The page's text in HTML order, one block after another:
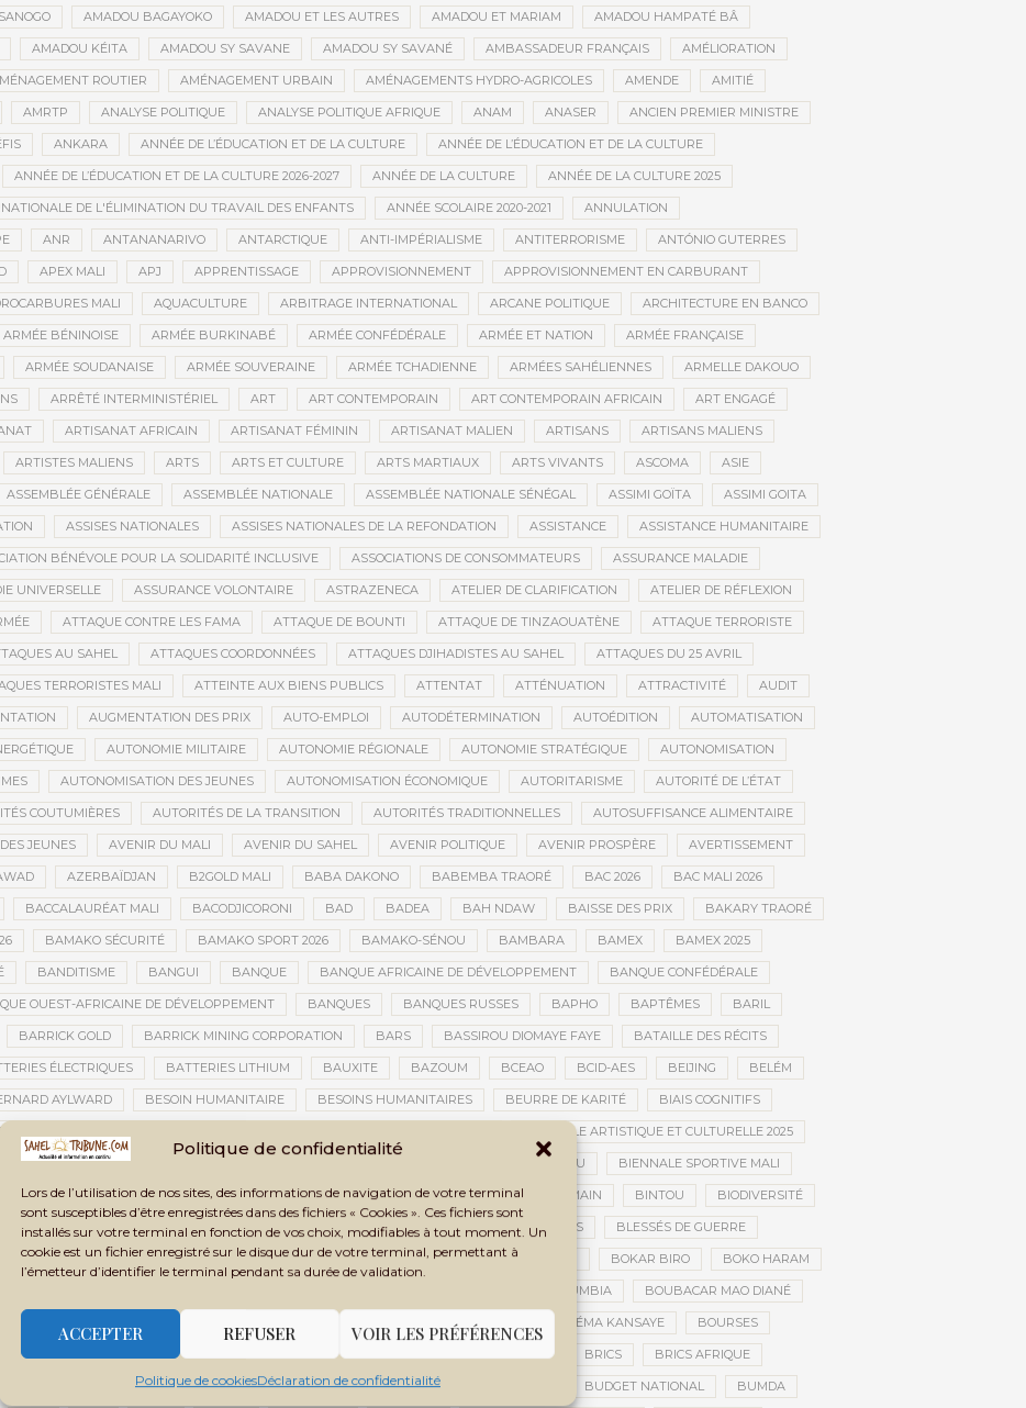
Politique de confidentialité
Lors de l’utilisation de nos sites, des informations de navigation de votre terminal
sont susceptibles d’être enregistrées dans des fichiers « Cookies ». Ces fichiers sont
installés sur votre terminal en fonction de vos choix, modifiables à tout moment. Un
cookie est un fichier enregistré sur le disque dur de votre terminal, permettant à
l’émetteur d’identifier le terminal pendant sa durée de validation.
ACCEPTER REFUSER VOIR LES PRÉFÉRENCES
Politique de cookiesDéclaration de confidentialité
AMADOU BAGAYOKO AMADOU ET LES AUTRES AMADOU ET MARIAM AMADOU HAMPATÉ BÂ
AMADOU KÉITA AMADOU SY SAVANE AMADOU SY SAVANÉ AMBASSADEUR FRANÇAIS AMÉLIORATION
ROUTIER AMÉNAGEMENT URBAIN AMÉNAGEMENTS HYDRO-AGRICOLES AMENDE AMITIÉ
AMRTP ANALYSE POLITIQUE ANALYSE POLITIQUE AFRIQUE ANAM ANASER ANCIEN PREMIER MINISTRE
ANKARA ANNÉE DE L’ÉDUCATION ET DE LA CULTURE ANNÉE DE L’ÉDUCATION ET DE LA CULTURE
ANNÉE DE L’ÉDUCATION ET DE LA CULTURE 2026-2027 ANNÉE DE LA CULTURE ANNÉE DE LA CULTURE 2025
DE L'ÉLIMINATION DU TRAVAIL DES ENFANTS ANNÉE SCOLAIRE 2020-2021 ANNULATION
ANR ANTANANARIVO ANTARCTIQUE ANTI-IMPÉRIALISME ANTITERRORISME ANTÓNIO GUTERRES
APEX MALI APJ APPRENTISSAGE APPROVISIONNEMENT APPROVISIONNEMENT EN CARBURANT
MALI AQUACULTURE ARBITRAGE INTERNATIONAL ARCANE POLITIQUE ARCHITECTURE EN BANCO
ARMÉE BÉNINOISE ARMÉE BURKINABÉ ARMÉE CONFÉDÉRALE ARMÉE ET NATION ARMÉE FRANÇAISE
ARMÉE SOUDANAISE ARMÉE SOUVERAINE ARMÉE TCHADIENNE ARMÉES SAHÉLIENNES ARMELLE DAKOUO
ARRÊTÉ INTERMINISTÉRIEL ART ART CONTEMPORAIN ART CONTEMPORAIN AFRICAIN ART ENGAGÉ
ARTISANAT AFRICAIN ARTISANAT FÉMININ ARTISANAT MALIEN ARTISANS ARTISANS MALIENS
ARTISTES MALIENS ARTS ARTS ET CULTURE ARTS MARTIAUX ARTS VIVANTS ASCOMA ASIE
ASSEMBLÉE GÉNÉRALE ASSEMBLÉE NATIONALE ASSEMBLÉE NATIONALE SÉNÉGAL ASSIMI GOÏTA ASSIMI GOITA
ASSISES NATIONALES ASSISES NATIONALES DE LA REFONDATION ASSISTANCE ASSISTANCE HUMANITAIRE
BÉNÉVOLE POUR LA SOLIDARITÉ INCLUSIVE ASSOCIATIONS DE CONSOMMATEURS ASSURANCE MALADIE
UNIVERSELLE ASSURANCE VOLONTAIRE ASTRAZENECA ATELIER DE CLARIFICATION ATELIER DE RÉFLEXION
ATTAQUE CONTRE LES FAMA ATTAQUE DE BOUNTI ATTAQUE DE TINZAOUATÈNE ATTAQUE TERRORISTE
AU SAHEL ATTAQUES COORDONNÉES ATTAQUES DJIHADISTES AU SAHEL ATTAQUES DU 25 AVRIL
TERRORISTES MALI ATTEINTE AUX BIENS PUBLICS ATTENTAT ATTÉNUATION ATTRACTIVITÉ AUDIT
AUGMENTATION DES PRIX AUTO-EMPLOI AUTODÉTERMINATION AUTOÉDITION AUTOMATISATION
AUTONOMIE MILITAIRE AUTONOMIE RÉGIONALE AUTONOMIE STRATÉGIQUE AUTONOMISATION
AUTONOMISATION DES JEUNES AUTONOMISATION ÉCONOMIQUE AUTORITARISME AUTORITÉ DE L’ÉTAT
COUTUMIÈRES AUTORITÉS DE LA TRANSITION AUTORITÉS TRADITIONNELLES AUTOSUFFISANCE ALIMENTAIRE
JEUNES AVENIR DU MALI AVENIR DU SAHEL AVENIR POLITIQUE AVENIR PROSPÈRE AVERTISSEMENT
AZERBAÏDJAN B2GOLD MALI BABA DAKONO BABEMBA TRAORÉ BAC 2026 BAC MALI 2026
BACCALAURÉAT MALI BACODJICORONI BAD BADEA BAH NDAW BAISSE DES PRIX BAKARY TRAORÉ
BAMAKO SÉCURITÉ BAMAKO SPORT 2026 BAMAKO-SÉNOU BAMBARA BAMEX BAMEX 2025
BANDITISME BANGUI BANQUE BANQUE AFRICAINE DE DÉVELOPPEMENT BANQUE CONFÉDÉRALE
OUEST-AFRICAINE DE DÉVELOPPEMENT BANQUES BANQUES RUSSES BAPHO BAPTÊMES BARIL
BARRICK GOLD BARRICK MINING CORPORATION BARS BASSIROU DIOMAYE FAYE BATAILLE DES RÉCITS
ÉLECTRIQUES BATTERIES LITHIUM BAUXITE BAZOUM BCEAO BCID-AES BEIJING BELÉM
AYLWARD BESOIN HUMANITAIRE BESOINS HUMANITAIRES BEURRE DE KARITÉ BIAIS COGNITIFS
AFRICAINE DE LA PHOTOGRAPHIE BIENNALE ARTISTIQUE ET CULTURELLE 2025
BIENNALE ARTISTIQUE ET CULTURELLE TOMBOUCTOU 2025 BIENNALE DE TOMBOUCTOU BIENNALE SPORTIVE MALI
DE LA TRANSITION BILAN DES ACTIVITÉS BILAN ET PERSPECTIVES BILAN HUMAIN BINTOU BIODIVERSITÉ
BLANCHIMENT DE CAPITAUX BLASPHÈME BLÉ BLÉ RUSSE BLESSÉS BLESSÉS DE GUERRE
ÉCONOMIQUE BLOGING BNDA BOAD BOBO-DIOULASSO BOGOLAN BOKAR BIRO BOKO HARAM
FILY SISSOKO BOUBACAR DOUMBIA BOUBACAR MAO DIANÉ
BOUREM BOURÉMA KANSAYE BOURSES
BRASSAGE CULTUREL BRÉSIL BRICE OLIGUI NGUEMA BRICS BRICS AFRIQUE
BUDGET 2027-2029 BUDGET AGRICOLE BUDGET DE LA PRÉSIDENCE BUDGET NATIONAL BUMDA